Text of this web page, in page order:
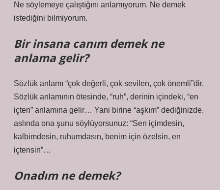
Ne söylemeye çalıştığını anlamıyorum. Ne demek
istediğini bilmiyorum.
Bir insana canım demek ne
anlama gelir?
Sözlük anlamı “çok değerli, çok sevilen, çok önemli”dir.
Sözlük anlamının ötesinde, “ruh”, derinin içindeki, “en
içten” anlamına gelir… Yani birine “aşkım” dediğinizde,
aslında ona şunu söylüyorsunuz: “Sen içimdesin,
kalbimdesin, ruhumdasın, benim için özelsin, en
içtensin”…
Onadım ne demek?